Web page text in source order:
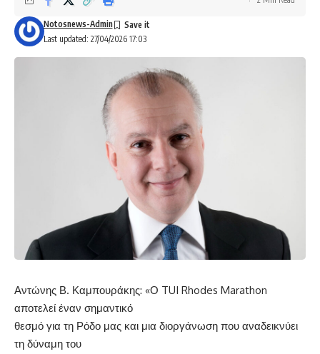
Last updated: 27/04/2026 17:03
Notosnews-Admin
Αντώνης Β. Καμπουράκης: «Ο TUI Rhodes Marathon
αποτελεί έναν σημαντικό
θεσμό για τη Ρόδο μας και μια διοργάνωση που αναδεικνύει
τη δύναμη του